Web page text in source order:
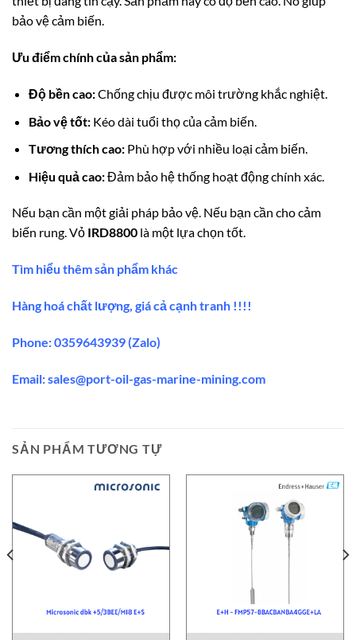
bảo vệ cảm biến.
Ưu điểm chính của sản phẩm:
Độ bền cao:Chống chịu được môi trường khắc nghiệt.
Bảo vệ tốt:Kéo dài tuổi thọ của cảm biến.
Tương thích cao:Phù hợp với nhiều loại cảm biến.
Hiệu quả cao:Đảm bảo hệ thống hoạt động chính xác.
Nếu bạn cần một giải pháp bảo vệ. Nếu bạn cần cho cảm
biến rung. Vỏ IRD8800 là một lựa chọn tốt.
Tìm hiểu thêm sản phẩm khác
Hàng hoá chất lượng, giá cả cạnh tranh !!!!
Phone: 0359643939 (Zalo)
Email:sales@port-oil-gas-marine-mining.com
SẢN PHẨM TƯƠNG TỰ